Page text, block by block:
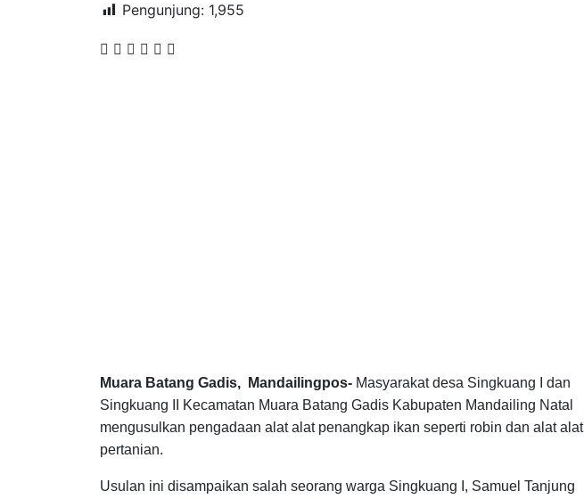
Pengunjung: 1,955
Muara Batang Gadis, Mandailingpos- Masyarakat desa Singkuang I dan
Singkuang II Kecamatan Muara Batang Gadis Kabupaten Mandailing Natal
mengusulkan pengadaan alat alat penangkap ikan seperti robin dan alat alat
pertanian.
Usulan ini disampaikan salah seorang warga Singkuang I, Samuel Tanjung